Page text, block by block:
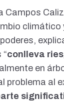
Campos
climático
conlleva
en
problema al